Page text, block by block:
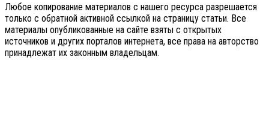
Любое копирование материалов с нашего ресурса разрешается
только с обратной активной ссылкой на страницу статьи. Все
материалы опубликованные на сайте взяты с открытых
источников и других порталов интернета, все права на авторство
принадлежат их законным владельцам.